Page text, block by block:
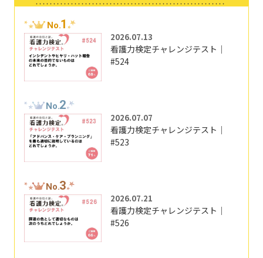
No.1
2026.07.13
看護力検定チャレンジテスト｜
#524
No.2
2026.07.07
看護力検定チャレンジテスト｜
#523
No.3
2026.07.21
看護力検定チャレンジテスト｜
#526